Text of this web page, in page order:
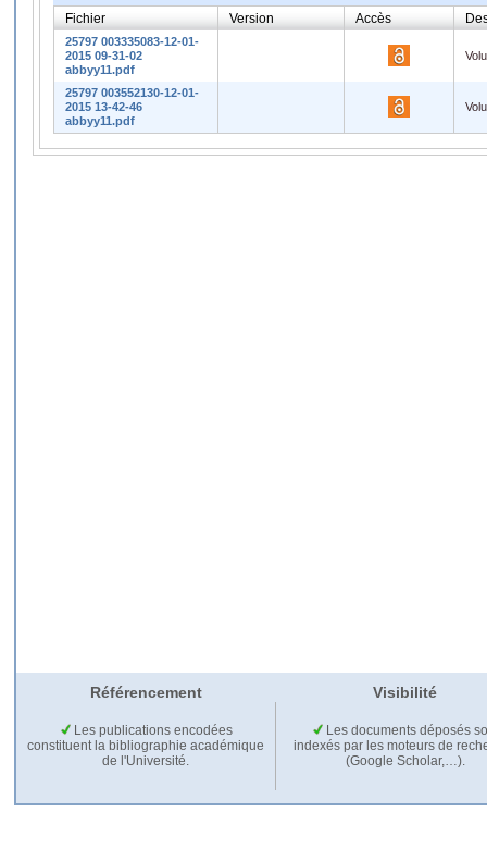
Fichier Version Accès
25797 003335083-12-01-
2015 09-31-02
abbyy11.pdf
25797 003552130-12-01-
2015 13-42-46
abbyy11.pdf
Référencement Visibilité
Les publications encodées
constituent la bibliographie académique
de l'Université.
Les documents déposés
indexés par les moteurs de
(Google Scholar,…).